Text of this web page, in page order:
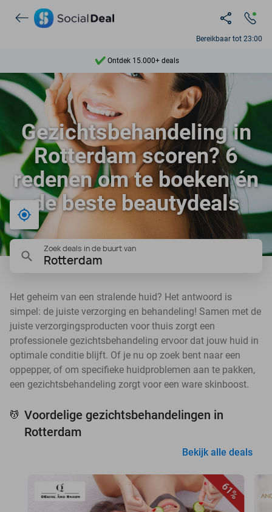
Bereikbaar tot 23:00
Ontdek 15.000+ deals
7 dagen per week beschikbaar
10+ miljoen leden
9,4
Ontdek 15.000+ deals
Gezichtsbehandeling in
Rotterdam scoren? 6
redenen om te boeken én
de beste beautydeals
Bij mij in de buurt
Zoek deals in de buurt van
Rotterdam
Het geheim van een stralende huid? Het antwoord is
simpel: de juiste verzorging en behandeling! Samen met de
juiste verzorgingsproducten voor thuis zorgt een
professionele gezichtsbehandeling ervoor dat jouw huid in
optimale conditie blijft. Of je nu op zoek bent naar een
oppepper, of om specifieke huidproblemen aan te pakken,
een gezichtsbehandeling zorgt voor een ware skinboost.
💆 Voordelige gezichtsbehandelingen in
Rotterdam
Bekijk alle deals
61%